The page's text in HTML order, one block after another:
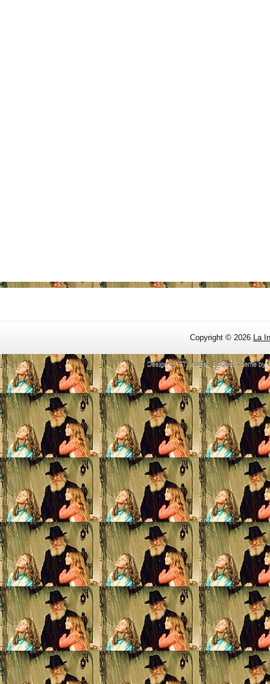
Copyright © 2026 La
Design byFThemes| Blogger Theme by